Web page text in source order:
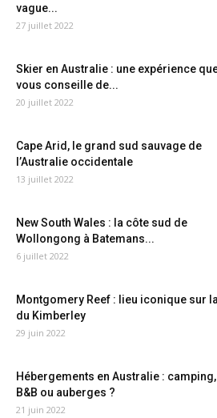
vague...
27 juillet 2022
Skier en Australie : une expérience que
vous conseille de...
20 juillet 2022
Cape Arid, le grand sud sauvage de
l’Australie occidentale
13 juillet 2022
New South Wales : la côte sud de
Wollongong à Batemans...
6 juillet 2022
Montgomery Reef : lieu iconique sur
du Kimberley
29 juin 2022
Hébergements en Australie : camping,
B&B ou auberges ?
21 juin 2022